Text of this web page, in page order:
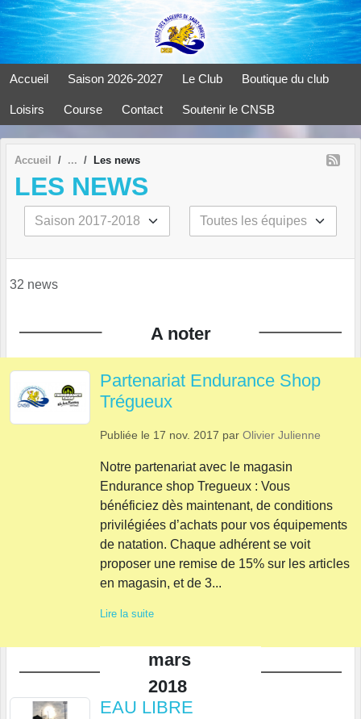
Accueil Saison 2026-2027 Le Club Boutique du club
Loisirs Course Contact Soutenir le CNSB
Accueil Les news
LES NEWS
32 news
A noter
Partenariat Endurance Shop
Trégueux
Publiée le 17 nov. 2017 par Olivier Julienne
Notre partenariat avec le magasin
Endurance shop Tregueux : Vous
bénéficiez dès maintenant, de conditions
privilégiées d’achats pour vos équipements
de natation. Chaque adhérent se voit
proposer une remise de 15% sur les articles
en magasin, et de 3...
Lire la suite
mars
2018
EAU LIBRE
Panneau de gestion des cookies